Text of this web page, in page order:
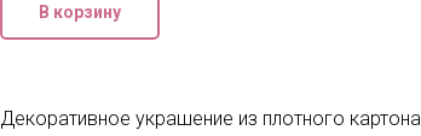
В корзину
Декоративное украшение из плотного картона.